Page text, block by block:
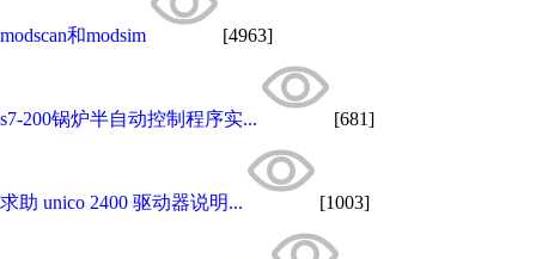
modscan和modsim [4963]
s7-200锅炉半自动控制程序实... [681]
求助 unico 2400 驱动器说明... [1003]